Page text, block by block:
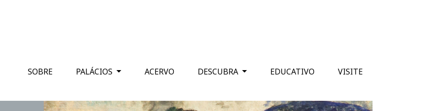
SOBRE PALÁCIOS ACERVO DESCUBRA EDUCATIVO VISITE